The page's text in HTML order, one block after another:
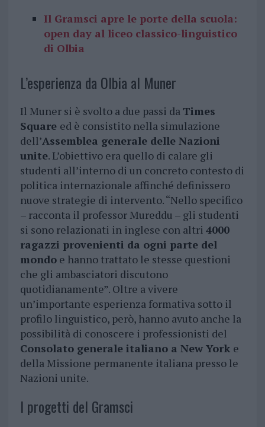
Il Gramsci apre le porte della scuola:
open day al liceo classico-linguistico
di Olbia
L’esperienza da Olbia al Muner
Il Muner si è svolto a due passi daTimes
Square ed è consistito nella simulazione
dell’Assemblea generale delle Nazioni
unite. L’obiettivo era quello di calare gli
studenti all’interno di un concreto contesto di
politica internazionale affinché definissero
nuove strategie di intervento. “Nello specifico
– racconta il professor Mureddu – gli studenti
si sono relazionati in inglese con altri 4000
ragazzi provenienti da ogni parte del
mondoe hanno trattato le stesse questioni
che gli ambasciatori discutono
quotidianamente”. Oltre a vivere
un’importante esperienza formativa sotto il
profilo linguistico, però, hanno avuto anche la
possibilità di conoscere i professionisti del
Consolato generale italiano a New York e
della Missione permanente italiana presso le
Nazioni unite.
I progetti del Gramsci